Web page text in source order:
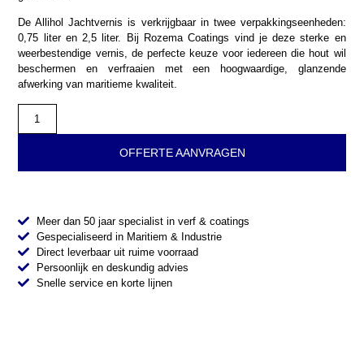
De Allihol Jachtvernis is verkrijgbaar in twee verpakkingseenheden:
0,75 liter en 2,5 liter. Bij Rozema Coatings vind je deze sterke en
weerbestendige vernis, de perfecte keuze voor iedereen die hout wil
beschermen en verfraaien met een hoogwaardige, glanzende
afwerking van maritieme kwaliteit.
OFFERTE AANVRAGEN
Meer dan 50 jaar specialist in verf & coatings
Gespecialiseerd in Maritiem & Industrie
Direct leverbaar uit ruime voorraad
Persoonlijk en deskundig advies
Snelle service en korte lijnen